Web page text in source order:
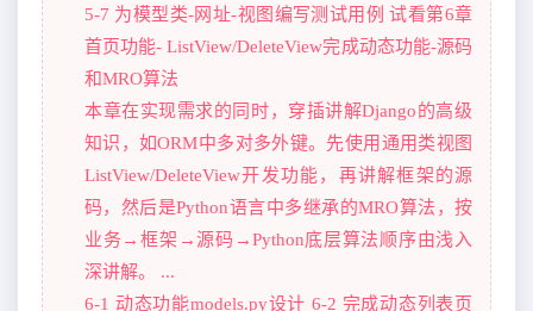
5-7 为模型类-网址-视图编写测试用例 试看第6章
首页功能- ListView/DeleteView完成动态功能-源码
和MRO算法
本章在实现需求的同时，穿插讲解Django的高级
知识，如ORM中多对多外键。先使用通用类视图
ListView/DeleteView开发功能，再讲解框架的源
码，然后是Python语言中多继承的MRO算法，按
业务→框架→源码→Python底层算法顺序由浅入
深讲解。 ...
6-1 动态功能models.py设计 6-2 完成动态列表页